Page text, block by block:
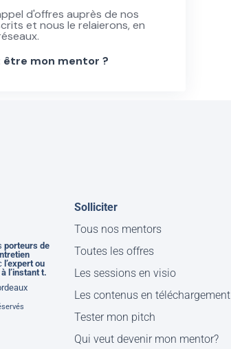
d'offres auprès de nos
et nous le relaierons, en
être mon mentor ?
porteurs de
l’expert ou
à l’instant t.
Solliciter
Tous nos mentors
Toutes les offres
Les sessions en visio
Les contenus en téléchargement
Tester mon pitch
Qui veut devenir mon mentor?